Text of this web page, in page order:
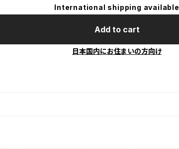
International shipping available
Add to cart
日本国内にお住まいの方向け